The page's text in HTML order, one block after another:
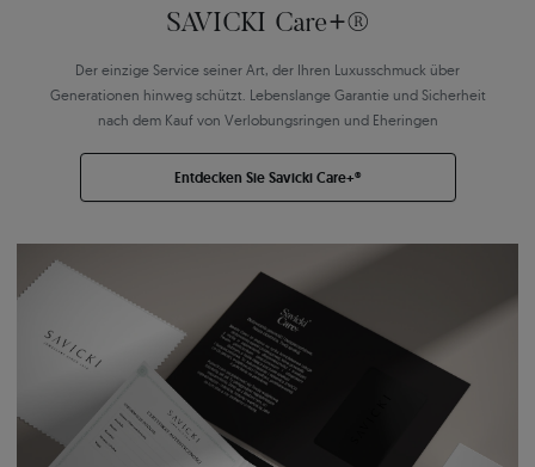
SAVICKI Care+®
Der einzige Service seiner Art, der Ihren Luxusschmuck über
Generationen hinweg schützt. Lebenslange Garantie und Sicherheit
nach dem Kauf von Verlobungsringen und Eheringen
Entdecken Sie Savicki Care+®